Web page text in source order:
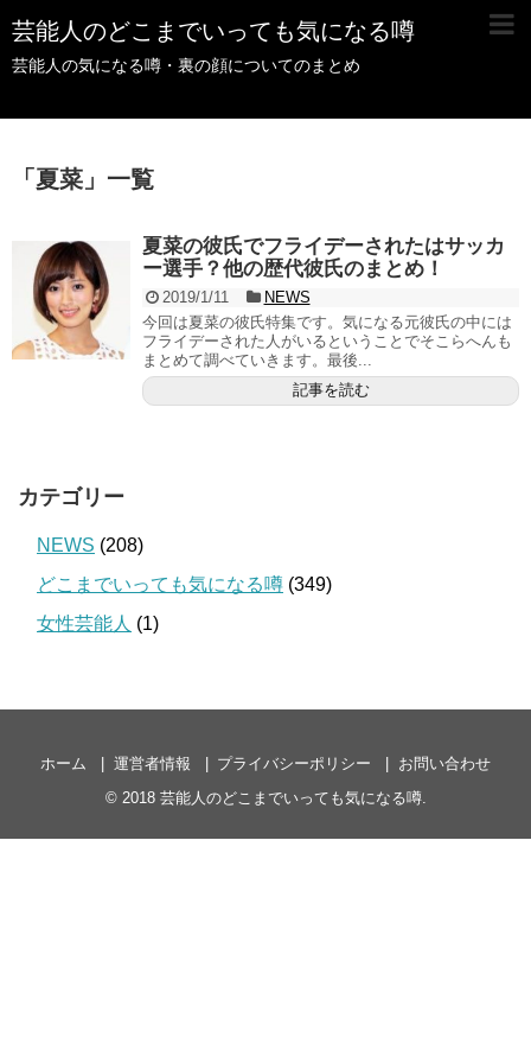
芸能人のどこまでいっても気になる噂
芸能人の気になる噂・裏の顔についてのまとめ
「 夏菜 」 一覧
夏菜の彼氏でフライデーされたはサッカ
ー選手？他の歴代彼氏のまとめ！
2019/1/11
NEWS
今回は夏菜の彼氏特集です。気になる元彼氏の中には
フライデーされた人がいるということでそこらへんも
まとめて調べていきます。最後...
記事を読む
カテゴリー
NEWS (208)
どこまでいっても気になる噂 (349)
女性芸能人 (1)
ホーム 運営者情報 プライバシーポリシー
お問い合わせ
© 2018 芸能人のどこまでいっても気になる噂.